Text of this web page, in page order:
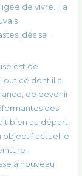
de vivre. Il a
dès sa
est de
ce dont il a
de devenir
des
bien au départ,
objectif actuel le
à nouveau